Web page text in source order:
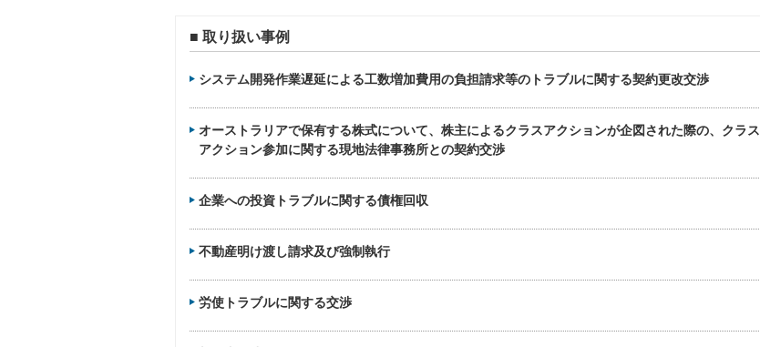
■ 取り扱い事例
システム開発作業遅延による工数増加費用の負担請求等のトラブルに関する契約更改交渉
オーストラリアで保有する株式について、株主によるクラスアクションが企図された際の、クラス
アクション参加に関する現地法律事務所との契約交渉
企業への投資トラブルに関する債権回収
不動産明け渡し請求及び強制執行
労使トラブルに関する交渉